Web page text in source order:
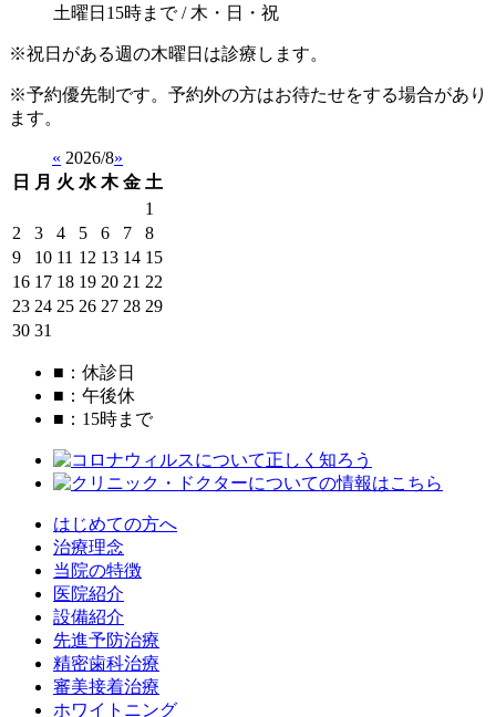
土曜日15時まで / 木・日・祝
※祝日がある週の木曜日は診療します。
※予約優先制です。予約外の方はお待たせをする場合があり
ます。
« 2026/8»
日
月 火 水 木 金 土
1
2
3 4 5 6 7
8
9
10 11 12 13 14 15
16 17 18 19 20 21 22
23 24 25 26 27 28 29
30 31
■ ：休診日
■ ：午後休
■ ：15時まで
はじめての方へ
治療理念
当院の特徴
医院紹介
設備紹介
先進予防治療
精密歯科治療
審美接着治療
ホワイトニング